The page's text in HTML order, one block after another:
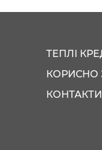
ТЕПЛІ
КОРИСНО
КОНТАКТИ